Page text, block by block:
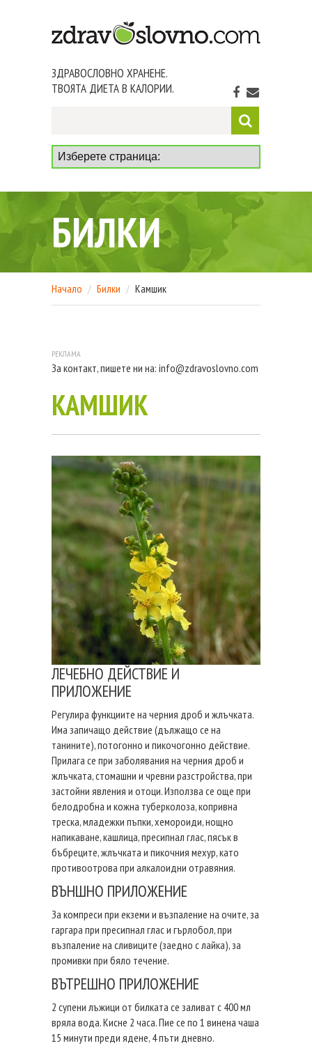
ЗДРАВОСЛОВНО ХРАНЕНЕ.
ТВОЯТА ДИЕТА В КАЛОРИИ.
БИЛКИ
Начало Билки Камшик
За контакт, пишете ни на: info@zdravoslovno.com
КАМШИК
ЛЕЧЕБНО ДЕЙСТВИЕ И
ПРИЛОЖЕНИЕ
Регулира функциите на черния дроб и жлъчката.
Има запичащо действие (дължащо се на
танините), потогонно и пикочогонно действие.
Прилага се при заболявания на черния дроб и
жлъчката, стомашни и чревни разстройства, при
застойни явления и отоци. Използва се още при
белодробна и кожна туберколоза, копривна
треска, младежки пъпки, хемороиди, нощно
напикаване, кашлица, пресипнал глас, пясък в
бъбреците, жлъчката и пикочния мехур, като
противоотрова при алкалоидни отравяния.
ВЪНШНО ПРИЛОЖЕНИЕ
За компреси при екземи и възпаление на очите, за
гаргара при пресипнал глас и гърлобол, при
възпаление на сливиците (заедно с лайка), за
промивки при бяло течение.
ВЪТРЕШНО ПРИЛОЖЕНИЕ
2 супени лъжици от билката се заливат с 400 мл
вряла вода. Кисне 2 часа. Пие се по 1 винена чаша
15 минути преди ядене, 4 пъти дневно.